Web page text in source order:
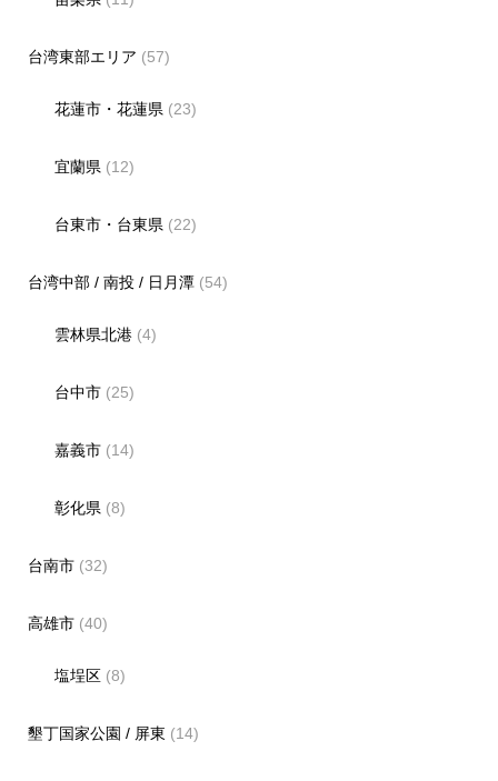
台湾東部エリア (57)
花蓮市・花蓮県 (23)
宜蘭県 (12)
台東市・台東県 (22)
台湾中部 / 南投 / 日月潭(54)
雲林県北港 (4)
台中市 (25)
嘉義市 (14)
彰化県 (8)
台南市(32)
高雄市(40)
塩埕区 (8)
墾丁国家公園 / 屏東 (14)